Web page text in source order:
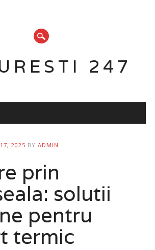
247
2025 BY ADMIN
prin
solutii
pentru
termic